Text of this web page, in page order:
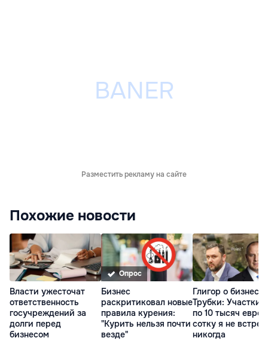
Разместить рекламу на сайте
Похожие новости
Власти ужесточат
ответственность
госучреждений за
долги перед
бизнесом
Опрос
Бизнес
раскритиковал новые
правила курения:
"Курить нельзя почти
везде"
Глигор о бизнесе
Трубки: Участки
по 10 тысяч евро
сотку я не
никогда